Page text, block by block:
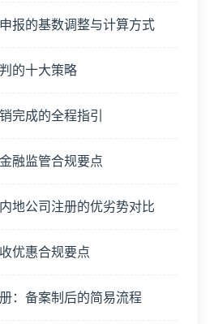
报的基数调整与计算方式
的十大策略
完成的全程指引
融监管合规要点
地公司注册的优劣势对比
优惠合规要点
：备案制后的简易流程